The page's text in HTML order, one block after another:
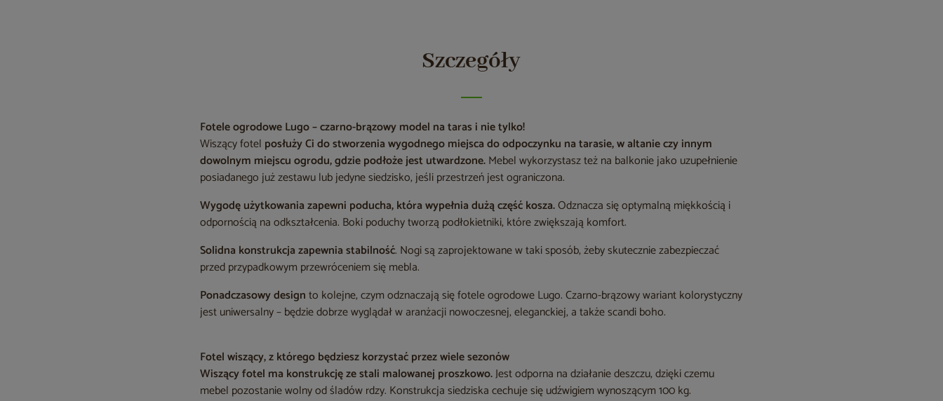
Szczegóły
Fotele ogrodowe Lugo – czarno-brązowy model na taras i nie tylko!
Wiszący fotel posłuży Ci do stworzenia wygodnego miejsca do odpoczynku na tarasie, w altanie czy innym
dowolnym miejscu ogrodu, gdzie podłoże jest utwardzone.Mebel wykorzystasz też na balkonie jako uzupełnienie
posiadanego już zestawu lub jedyne siedzisko, jeśli przestrzeń jest ograniczona.
Wygodę użytkowania zapewni poducha, która wypełnia dużą część kosza.Odznacza się optymalną miękkością i
odpornością na odkształcenia. Boki poduchy tworzą podłokietniki, które zwiększają komfort.
Solidna konstrukcja zapewnia stabilność. Nogi są zaprojektowane w taki sposób, żeby skutecznie zabezpieczać
przed przypadkowym przewróceniem się mebla.
Ponadczasowy designto kolejne, czym odznaczają się fotele ogrodowe Lugo. Czarno-brązowy wariant kolorystyczny
jest uniwersalny – będzie dobrze wyglądał w aranżacji nowoczesnej, eleganckiej, a także scandi boho.
Fotel wiszący, z którego będziesz korzystać przez wiele sezonów
Wiszący fotel ma konstrukcję ze stali malowanej proszkowo.Jest odporna na działanie deszczu, dzięki czemu
mebel pozostanie wolny od śladów rdzy. Konstrukcja siedziska cechuje się udźwigiem wynoszącym 100 kg.